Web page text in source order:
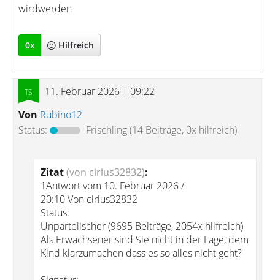
wirdwerden
0x Hilfreich
11. Februar 2026 | 09:22
Von Rubino12
Status:
Frischling(14 Beiträge, 0x hilfreich)
Zitat(von cirius32832):
1Antwort vom 10. Februar 2026 /
20:10 Von cirius32832
Status:
Unparteiischer (9695 Beiträge, 2054x hilfreich)
Als Erwachsener sind Sie nicht in der Lage, dem
Kind klarzumachen dass es so alles nicht geht?